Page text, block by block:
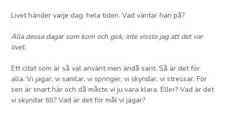
Livet händer varje dag, hela tiden. Vad väntar han på?
Alla dessa dagar som kom och gick, inte visste jag att det var
livet.
Ett citat som är så väl använt men ändå sant. Så är det för
alla. Vi jagar, vi samlar, vi springer, vi skyndar, vi stressar. För
sen är snart här och då måste vi ju vara klara. Eller? Vad är det
vi skyndar till? Vad är det för mål vi jagar?